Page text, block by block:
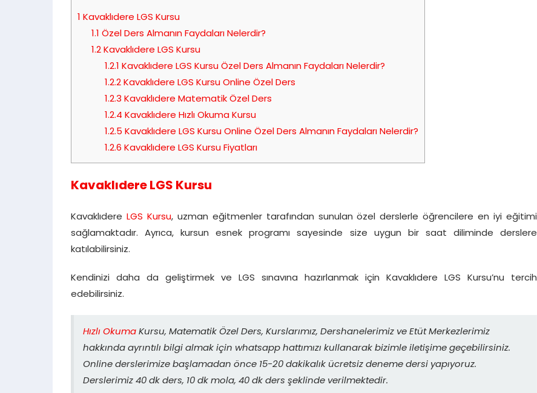
1 Kavaklıdere LGS Kursu
1.1 Özel Ders Almanın Faydaları Nelerdir?
1.2Kavaklıdere LGS Kursu
1.2.1 Kavaklıdere LGS Kursu Özel Ders Almanın Faydaları Nelerdir?
1.2.2 Kavaklıdere LGS Kursu Online Özel Ders
1.2.3 Kavaklıdere Matematik Özel Ders
1.2.4 Kavaklıdere Hızlı Okuma Kursu
1.2.5 Kavaklıdere LGS Kursu Online Özel Ders Almanın Faydaları Nelerdir?
1.2.6 Kavaklıdere LGS Kursu Fiyatları
Kavaklıdere LGS Kursu
Kavaklıdere LGS Kursu, uzman eğitmenler tarafından sunulan özel derslerle öğrencilere en iyi eğitimi
sağlamaktadır. Ayrıca, kursun esnek programı sayesinde size uygun bir saat diliminde derslere
katılabilirsiniz.
Kendinizi daha da geliştirmek ve LGS sınavına hazırlanmak için Kavaklıdere LGS Kursu’nu tercih
edebilirsiniz.
Hızlı Okuma Kursu, Matematik Özel Ders, Kurslarımız, Dershanelerimiz ve Etüt Merkezlerimiz
hakkında ayrıntılı bilgi almak için whatsapp hattımızı kullanarak bizimle iletişime geçebilirsiniz.
Online derslerimize başlamadan önce 15-20 dakikalık ücretsiz deneme dersi yapıyoruz.
Derslerimiz 40 dk ders, 10 dk mola, 40 dk ders şeklinde verilmektedir.